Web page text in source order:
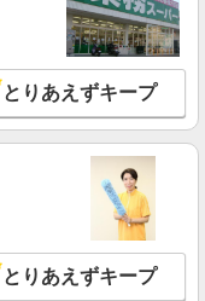
とりあえずキープ
とりあえずキープ